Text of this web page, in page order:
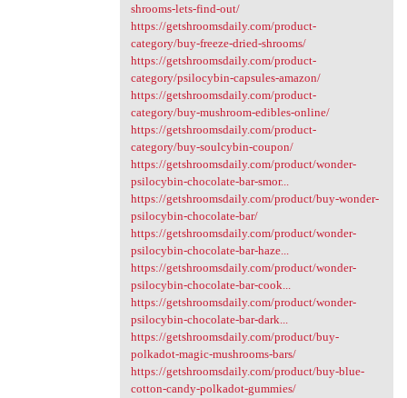
shrooms-lets-find-out/
https://getshroomsdaily.com/product-
category/buy-freeze-dried-shrooms/
https://getshroomsdaily.com/product-
category/psilocybin-capsules-amazon/
https://getshroomsdaily.com/product-
category/buy-mushroom-edibles-online/
https://getshroomsdaily.com/product-
category/buy-soulcybin-coupon/
https://getshroomsdaily.com/product/wonder-
psilocybin-chocolate-bar-smor...
https://getshroomsdaily.com/product/buy-wonder-
psilocybin-chocolate-bar/
https://getshroomsdaily.com/product/wonder-
psilocybin-chocolate-bar-haze...
https://getshroomsdaily.com/product/wonder-
psilocybin-chocolate-bar-cook...
https://getshroomsdaily.com/product/wonder-
psilocybin-chocolate-bar-dark...
https://getshroomsdaily.com/product/buy-
polkadot-magic-mushrooms-bars/
https://getshroomsdaily.com/product/buy-blue-
cotton-candy-polkadot-gummies/